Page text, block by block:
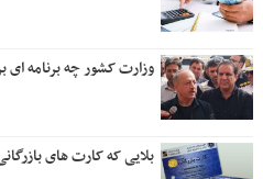
وزارت کشور چه برنامه ای
بلایی که کارت های